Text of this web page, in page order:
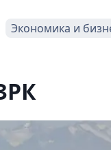
Экономика и